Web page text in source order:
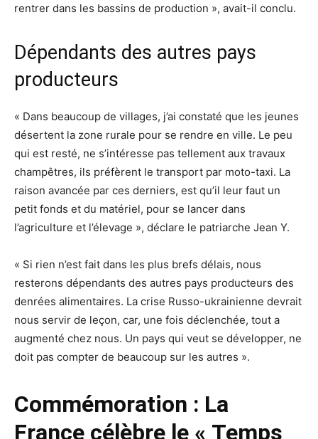
rentrer dans les bassins de production », avait-il conclu.
Dépendants des autres pays
producteurs
« Dans beaucoup de villages, j’ai constaté que les jeunes
désertent la zone rurale pour se rendre en ville. Le peu
qui est resté, ne s’intéresse pas tellement aux travaux
champêtres, ils préfèrent le transport par moto-taxi. La
raison avancée par ces derniers, est qu’il leur faut un
petit fonds et du matériel, pour se lancer dans
l’agriculture et l’élevage », déclare le patriarche Jean Y.
« Si rien n’est fait dans les plus brefs délais, nous
resterons dépendants des autres pays producteurs des
denrées alimentaires. La crise Russo-ukrainienne devrait
nous servir de leçon, car, une fois déclenchée, tout a
augmenté chez nous. Un pays qui veut se développer, ne
doit pas compter de beaucoup sur les autres ».
Commémoration : La
France célèbre le « Temps